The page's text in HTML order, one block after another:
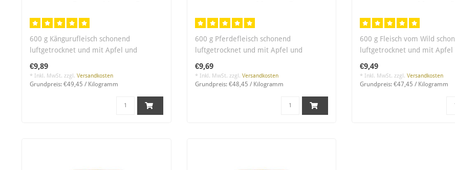
600 g Kängurufleisch schonend
luftgetrocknet und mit Apfel und
€9,89
* Inkl. MwSt. zzgl. Versandkosten
Grundpreis: €49,45 / Kilogramm
600 g Pferdefleisch schonend
luftgetrocknet und mit Apfel und
€9,69
* Inkl. MwSt. zzgl. Versandkosten
Grundpreis: €48,45 / Kilogramm
600 g Fleisch vom Wild
luftgetrocknet und mit Apfel
€9,49
* Inkl. MwSt. zzgl. Versandkosten
Grundpreis: €47,45 / Kilogramm